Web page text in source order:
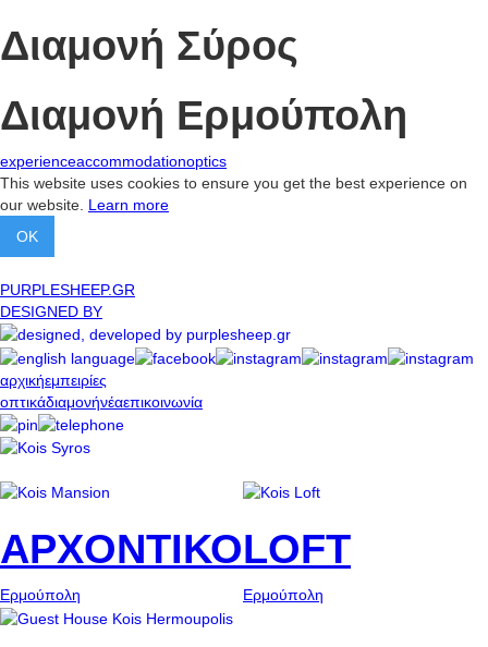
Διαμονή Σύρος
Διαμονή Ερμούπολη
experienceaccommodationoptics
This website uses cookies to ensure you get the best experience on
our website. Learn more
OK
PURPLESHEEP.GR
DESIGNED BY
αρχικήεμπειρίες
οπτικάδιαμονήνέαεπικοινωνία
ΑΡΧΟΝΤΙΚΟ
Ερμούπολη
LOFT
Ερμούπολη